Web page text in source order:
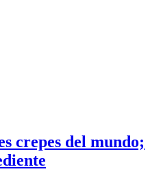
crepes del mundo;